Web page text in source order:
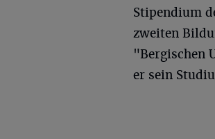
Stipendium
zweiten
"Bergischen
er sein